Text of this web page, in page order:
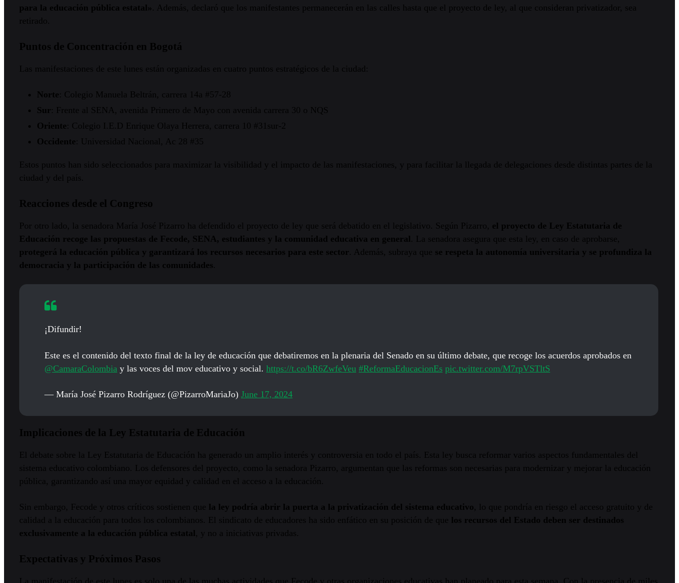
para la educación pública estatal» . Además, declaró que los manifestantes permanecerán en las calles hasta que el proyecto de ley, al que consideran privatizador, sea
retirado.
Puntos de Concentración en Bogotá
Las manifestaciones de este lunes están organizadas en cuatro puntos estratégicos de la ciudad:
Norte: Colegio Manuela Beltrán, carrera 14a #57-28
Sur: Frente al SENA, avenida Primero de Mayo con avenida carrera 30 o NQS
Oriente: Colegio I.E.D Enrique Olaya Herrera, carrera 10 #31sur-2
Occidente: Universidad Nacional, Ac 28 #35
Estos puntos han sido seleccionados para maximizar la visibilidad y el impacto de las manifestaciones, y para facilitar la llegada de delegaciones desde distintas partes de la
ciudad y del país.
Reacciones desde el Congreso
Por otro lado, la senadora María José Pizarro ha defendido el proyecto de ley que será debatido en el legislativo. Según Pizarro, el proyecto de Ley Estatutaria de
Educación recoge las propuestas de Fecode, SENA, estudiantes y la comunidad educativa en general . La senadora asegura que esta ley, en caso de aprobarse,
protegerá la educación pública y garantizará los recursos necesarios para este sector . Además, subraya que se respeta la autonomía universitaria y se profundiza la
democracia y la participación de las comunidades
¡Difundir!
Este es el contenido del texto final de la ley de educación que debatiremos en la plenaria del Senado en su último debate, que recoge los acuerdos aprobados en
@CamaraColombia y las voces del mov educativo y social. https://t.co/bR6ZwfeVeu #ReformaEducacionEs pic.twitter.com/M7rpVSTltS
— María José Pizarro Rodríguez (@PizarroMariaJo) June 17, 2024
Implicaciones de la Ley Estatutaria de Educación
El debate sobre la Ley Estatutaria de Educación ha generado un amplio interés y controversia en todo el país. Esta ley busca reformar varios aspectos fundamentales del
sistema educativo colombiano. Los defensores del proyecto, como la senadora Pizarro, argumentan que las reformas son necesarias para modernizar y mejorar la educación
pública, garantizando así una mayor equidad y calidad en el acceso a la educación.
Sin embargo, Fecode y otros críticos sostienen que la ley podría abrir la puerta a la privatización del sistema educativo , lo que pondría en riesgo el acceso gratuito y de
calidad a la educación para todos los colombianos. El sindicato de educadores ha sido enfático en su posición de que los recursos del Estado deben ser destinados
exclusivamente a la educación pública estatal , y no a iniciativas privadas.
Expectativas y Próximos Pasos
La manifestación de este lunes es solo una de las muchas actividades que Fecode y otras organizaciones educativas han planeado para esta semana. Con la presencia de miles